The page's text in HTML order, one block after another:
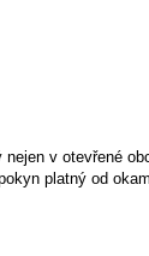
v otevřené
platný od